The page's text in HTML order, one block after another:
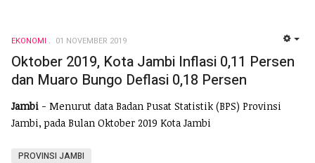
EKONOMI 01 NOVEMBER 2019
Oktober 2019, Kota Jambi Inflasi 0,11 Persen
dan Muaro Bungo Deflasi 0,18 Persen
Jambi - Menurut data Badan Pusat Statistik (BPS) Provinsi
Jambi, pada Bulan Oktober 2019 Kota Jambi
PROVINSI JAMBI